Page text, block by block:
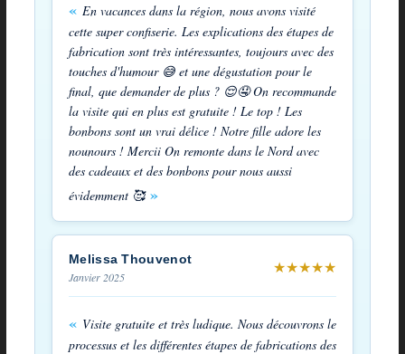
Assortiment
En vacances dans la région, nous avons visité
cette super confiserie. Les explications des étapes de
fabrication sont très intéressantes, toujours avec des
touches d'humour 😅 et une dégustation pour le
final, que demander de plus ? 😌🤤 On recommande
la visite qui en plus est gratuite ! Le top ! Les
bonbons sont un vrai délice ! Notre fille adore les
nounours ! Mercii On remonte dans le Nord avec
des cadeaux et des bonbons pour nous aussi
évidemment 🥰
Melissa Thouvenot
Janvier 2025
★★★★★
Visite gratuite et très ludique. Nous découvrons le
processus et les différentes étapes de fabrications des